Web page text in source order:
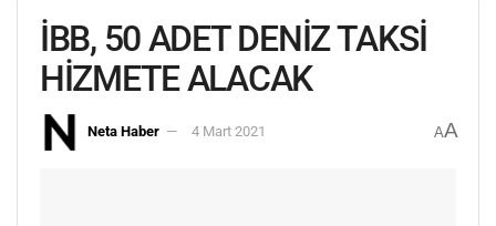
İBB, 50 ADET DENİZ TAKSİ
HİZMETE ALACAK
Neta Haber 4 Mart 2021 AA